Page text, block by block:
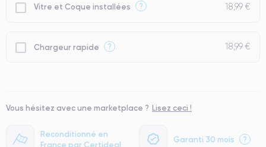
Reconditionné en
France par Certideal
Garanti 30 mois ?
Vitre et Coque installées ? 18,99 €
Chargeur rapide ? 18,99 €
Vous hésitez avec une marketplace ? Lisez ceci !